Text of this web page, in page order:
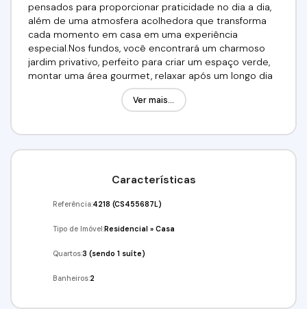
pensados para proporcionar praticidade no dia a dia,
além de uma atmosfera acolhedora que transforma
cada momento em casa em uma experiência
especial.Nos fundos, você encontrará um charmoso
jardim privativo, perfeito para criar um espaço verde,
montar uma área gourmet, relaxar após um longo dia
ou proporcionar momentos de lazer para toda a
família. A casa ainda dispõe de 02 vagas privativas,
espaço gourmet ou até mesmo um ambiente para
confraternizações com amigos e familiares. Aqui, sua
espaço no cenário perfeito para seus melhores
com poucas unidades, a casa proporciona um
tranquilo. É o equilíbrio perfeito entre privacidade e
Ver mais...
Características
Referência:4218 (CS455687L)
Tipo de Imóvel:Residencial »Casa
Quartos:3 (sendo 1 suíte)
Banheiros:2